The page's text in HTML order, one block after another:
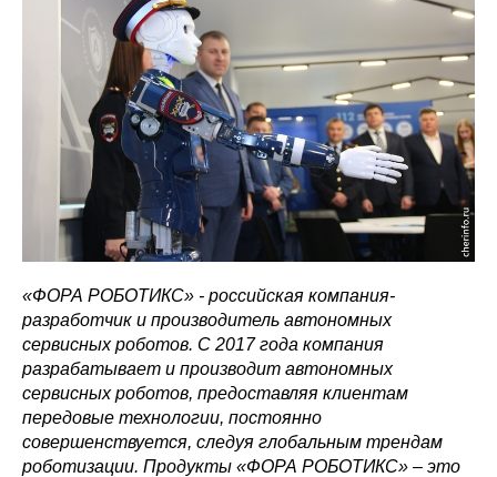
«ФОРА РОБОТИКС» - российская компания-
разработчик и производитель автономных
сервисных роботов. С 2017 года компания
разрабатывает и производит автономных
сервисных роботов, предоставляя клиентам
передовые технологии, постоянно
совершенствуется, следуя глобальным трендам
роботизации. Продукты «ФОРА РОБОТИКС» – это
© 2015-2026 НАУРР. Все права защищены. При использовании материалов
ссылка на ROBOTUNION.RU — обязательна
Политика конфиденциальности
© 2015-2026 НАУРР. Все права защищены.
При использовании материалов ссылка на ROBOTUNION.RU — обязательна